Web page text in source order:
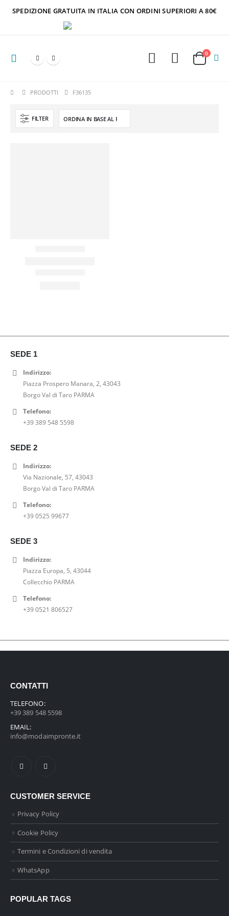
SPEDIZIONE GRATUITA IN ITALIA CON ORDINI SUPERIORI A 80€
0
PRODOTTI F36135
FILTER
SEDE 1
Indirizzo:
Piazza Prospero Manara, 2, 43043
Borgo Val di Taro PARMA
Telefono:
+39 389 548 5598
SEDE 2
Indirizzo:
Via Nazionale, 57, 43043
Borgo Val di Taro PARMA
Telefono:
+39 0525 99677
SEDE 3
Indirizzo:
Piazza Europa, 5, 43044
Collecchio PARMA
Telefono:
+39 0521 806527
CONTATTI
TELEFONO:
+39 389 548 5598
EMAIL:
info@modaimpronte.it
CUSTOMER SERVICE
Privacy Policy
Cookie Policy
Termini e Condizioni di vendita
WhatsApp
POPULAR TAGS